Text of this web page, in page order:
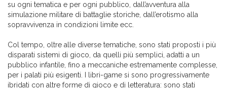
su ogni tematica e per ogni pubblico, dall’avventura alla
simulazione militare di battaglie storiche, dall’erotismo alla
sopravvivenza in condizioni limite ecc.
Col tempo, oltre alle diverse tematiche, sono stati proposti i più
disparati sistemi di gioco, da quelli più semplici, adatti a un
pubblico infantile, fino a meccaniche estremamente complesse,
per i palati più esigenti. I libri-game si sono progressivamente
ibridati con altre forme di gioco e di letteratura: sono stati